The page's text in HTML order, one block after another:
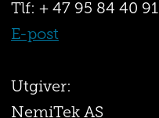
Tlf: + 47 95 84 40 91
E-post
Utgiver:
NemiTek AS